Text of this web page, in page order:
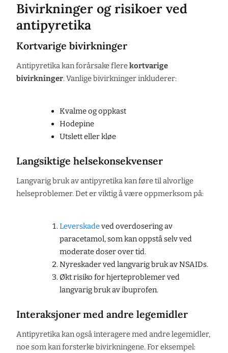
Bivirkninger og risikoer ved
antipyretika
Kortvarige bivirkninger
Antipyretika kan forårsake flerekortvarige
bivirkninger. Vanlige bivirkninger inkluderer:
Kvalme og oppkast
Hodepine
Utslett eller kløe
Langsiktige helsekonsekvenser
Langvarig bruk av antipyretika kan føre til alvorlige
helseproblemer. Det er viktig å være oppmerksom på:
Leverskadeved overdosering av
paracetamol, som kan oppstå selv ved
moderate doser over tid.
Nyreskader ved langvarig bruk av NSAIDs.
Økt risiko for hjerteproblemer ved
langvarig bruk av ibuprofen.
Interaksjoner med andre legemidler
Antipyretika kan også interagere med andre legemidler,
noe som kan forsterke bivirkningene. For eksempel: